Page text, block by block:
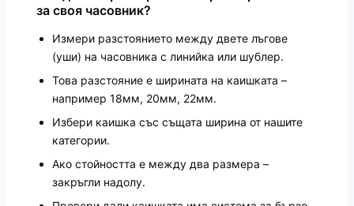
за своя часовник?
Измери разстоянието между двете лъгове
(уши) на часовника с линийка или шублер.
Това разстояние е ширината на каишката –
например 18мм, 20мм, 22мм.
Избери каишка със същата ширина от нашите
категории.
Ако стойността е между два размера –
закръгли надолу.